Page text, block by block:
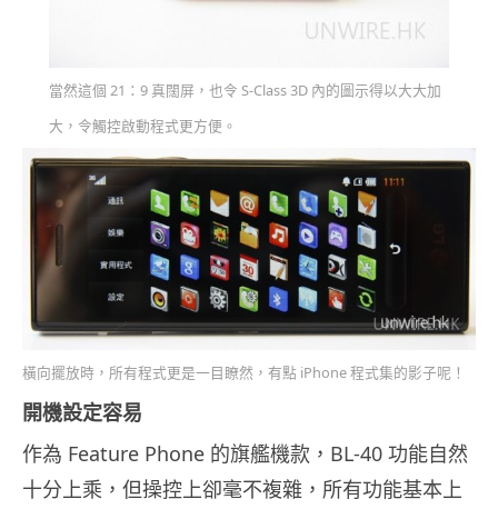
當然這個 21：9 真闊屏，也令 S-Class 3D 內的圖示得以大大加
大，令觸控啟動程式更方便。
橫向擺放時，所有程式更是一目瞭然，有點 iPhone 程式集的影子呢！
開機設定容易
作為 Feature Phone 的旗艦機款，BL-40 功能自然
十分上乘，但操控上卻毫不複雜，所有功能基本上